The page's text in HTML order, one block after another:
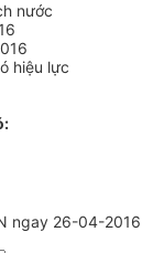
nước
hiệu lực
ngay 26-04-